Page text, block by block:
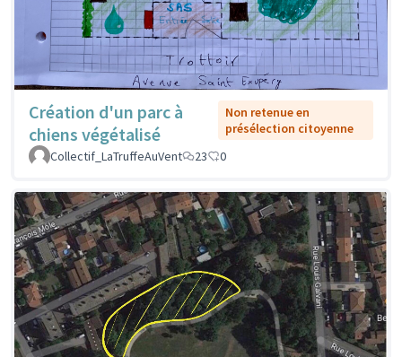
Création d'un parc à
chiens végétalisé
Non retenue en
présélection citoyenne
Collectif_LaTruffeAuVent
23 0